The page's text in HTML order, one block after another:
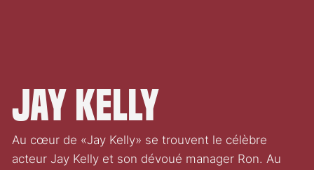
Jay Kelly
Au cœur de «Jay Kelly» se trouvent le célèbre
acteur Jay Kelly et son dévoué manager Ron. Au